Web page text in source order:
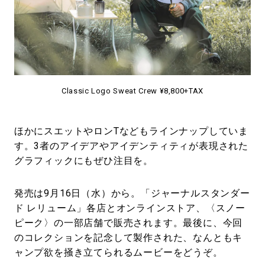
Classic Logo Sweat Crew ¥8,800+TAX
ほかにスエットやロンTなどもラインナップしていま
す。3者のアイデアやアイデンティティが表現された
グラフィックにもぜひ注目を。
発売は9月16日（水）から。「ジャーナルスタンダー
ド レリューム」各店とオンラインストア、〈スノー
ピーク〉の一部店舗で販売されます。最後に、今回
のコレクションを記念して製作された、なんともキ
ャンプ欲を掻き立てられるムービーをどうぞ。